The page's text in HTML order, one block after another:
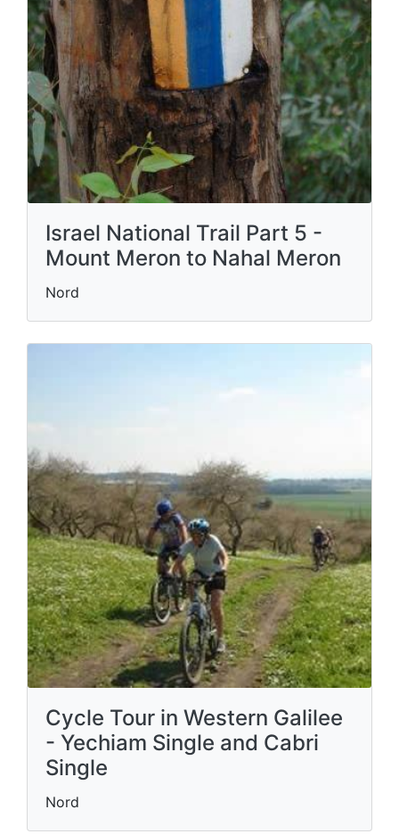
Israel National Trail Part 5 -
Mount Meron to Nahal Meron
Nord
Cycle Tour in Western Galilee
- Yechiam Single and Cabri
Single
Nord